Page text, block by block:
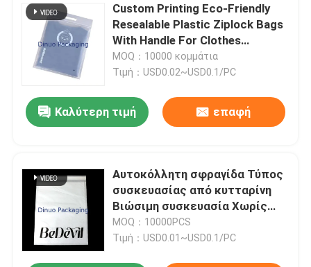
Custom Printing Eco-Friendly
Resealable Plastic Ziplock Bags
With Handle For Clothes
Packaging Bags Με χερούλι για
ρούχα
MOQ：10000 κομμάτια
Τιμή：USD0.02~USD0.1/PC
Καλύτερη τιμή επαφή
Αυτοκόλλητη σφραγίδα Τύπος
συσκευασίας από κυτταρίνη
Βιώσιμη συσκευασία Χωρίς
πλαστικό βιοδιασπώμενο
υλικό
MOQ：10000PCS
Τιμή：USD0.01~USD0.1/PC